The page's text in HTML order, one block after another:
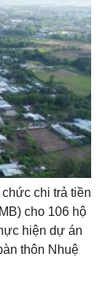
chi trả tiền
cho 106 hộ
hiện dự án
thôn Nhuệ